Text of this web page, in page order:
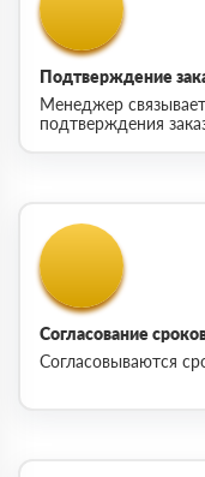
Подтверждение
Менеджер
подтверждения
Согласование
Согласовываются